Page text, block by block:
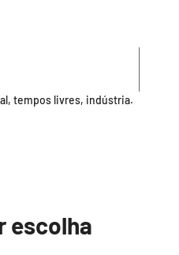
tempos livres, indústria.
escolha